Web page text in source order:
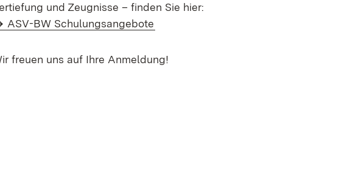
und Zeugnisse – finden Sie hier:
ASV-BW Schulungsangebote
freuen uns auf Ihre Anmeldung!